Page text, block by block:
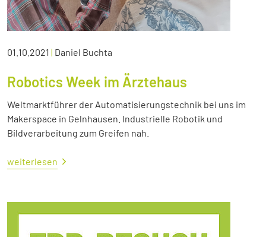
01.10.2021 | Daniel Buchta
Robotics Week im Ärztehaus
Weltmarktführer der Automatisierungstechnik bei uns im
Makerspace in Gelnhausen. Industrielle Robotik und
Bildverarbeitung zum Greifen nah.
weiterlesen